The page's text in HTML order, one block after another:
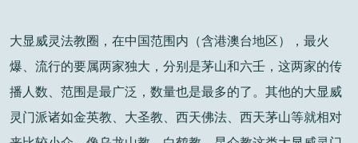
大显威灵法教圈，在中国范围内（含港澳台地区），最火
爆、流行的要属两家独大，分别是茅山和六壬，这两家的传
播人数、范围是最广泛，数量也是最多的了。其他的大显威
灵门派诸如金英教、大圣教、西天佛法、西天茅山等就相对